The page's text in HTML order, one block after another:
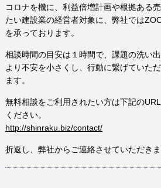
コロナを機に、利益倍増計画や根拠ある
たい建設業の経営者対象に、弊社では
を承っております。
相談時間の目安は１時間で、課題の洗い
より不安を小さくし、行動に繋げていた
ます。
無料相談をご利用されたい方は下記の
ください。
http://shinraku.biz/contact/
折返し、弊社からご連絡させていただきま